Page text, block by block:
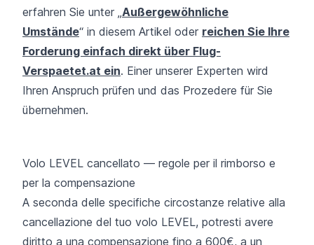
erfahren Sie unter „ Außergewöhnliche
Umstände“ in diesem Artikel oder reichen Sie Ihre
Forderung einfach direkt über Flug-
Verspaetet.at ein. Einer unserer Experten wird
Ihren Anspruch prüfen und das Prozedere für Sie
übernehmen.
Volo LEVEL cancellato — regole per il rimborso e
per la compensazione
A seconda delle specifiche circostanze relative alla
cancellazione del tuo volo LEVEL, potresti avere
diritto a una compensazione fino a 600€, a un